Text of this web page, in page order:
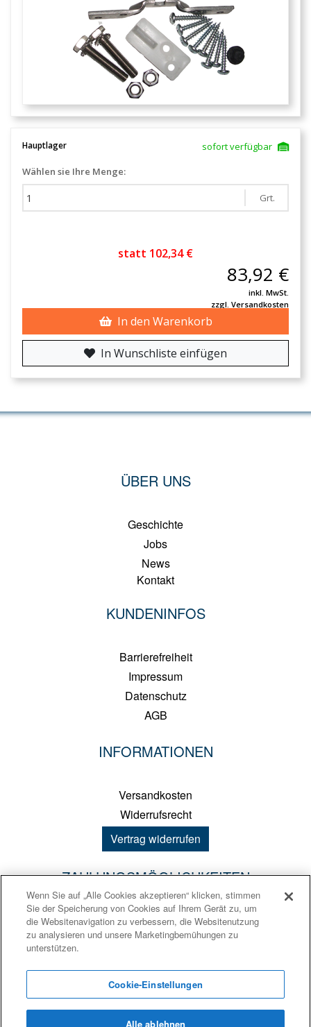
Hauptlager
sofort verfügbar
Wählen sie Ihre Menge:
Grt.
statt 102,34 €
83,92 €
inkl. MwSt.
zzgl. Versandkosten
In den Warenkorb
In Wunschliste einfügen
ÜBER UNS
Geschichte
Jobs
News
Kontakt
KUNDENINFOS
Barrierefreiheit
Impressum
Datenschutz
AGB
INFORMATIONEN
Versandkosten
Widerrufsrecht
Vertrag widerrufen
ZAHLUNGSMÖGLICHKEITEN
PayPal
Kreditkarte
Vorkasse
Wenn Sie auf „Alle Cookies akzeptieren“ klicken, stimmen
Sie der Speicherung von Cookies auf Ihrem Gerät zu, um
die Websitenavigation zu verbessern, die Websitenutzung
zu analysieren und unsere Marketingbemühungen zu
unterstützen.
Cookie-Einstellungen
Alle ablehnen